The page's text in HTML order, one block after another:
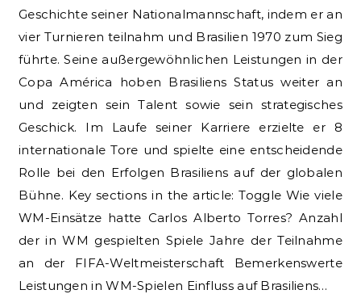
Geschichte seiner Nationalmannschaft, indem er an
vier Turnieren teilnahm und Brasilien 1970 zum Sieg
führte. Seine außergewöhnlichen Leistungen in der
Copa América hoben Brasiliens Status weiter an
und zeigten sein Talent sowie sein strategisches
Geschick. Im Laufe seiner Karriere erzielte er 8
internationale Tore und spielte eine entscheidende
Rolle bei den Erfolgen Brasiliens auf der globalen
Bühne. Key sections in the article: Toggle Wie viele
WM-Einsätze hatte Carlos Alberto Torres? Anzahl
der in WM gespielten Spiele Jahre der Teilnahme
an der FIFA-Weltmeisterschaft Bemerkenswerte
Leistungen in WM-Spielen Einfluss auf Brasiliens…